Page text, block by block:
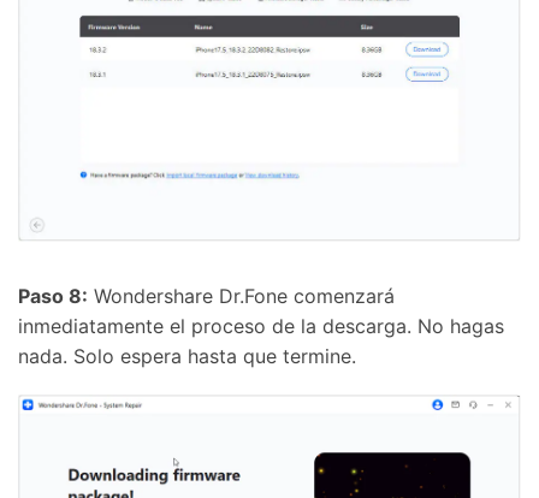
Paso 8: Wondershare Dr.Fone comenzará
inmediatamente el proceso de la descarga. No hagas
nada. Solo espera hasta que termine.